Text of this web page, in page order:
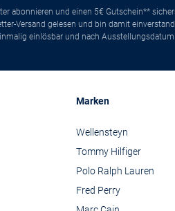
abonnieren und einen 5€ Gutschein**
Versand gelesen und bin damit
einlösbar und nach
Marken
Wellensteyn
Tommy Hilfiger
Polo Ralph Lauren
Fred Perry